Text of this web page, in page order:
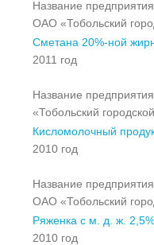
Название
ОАО «Тобольский
Сметана 20%-ной
2011 год
Название
«Тобольский
Кисломолочный
2010 год
Название
ОАО «Тобольский
Ряженка с м. д. ж.
2010 год